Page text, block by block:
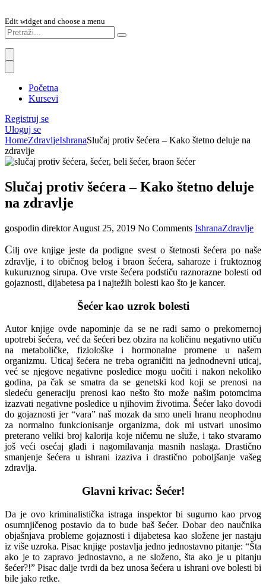
Edit widget and choose a menu
Početna
Kursevi
Registruj se
Uloguj se
HomeZdravljeIshranaSlučaj protiv šećera – Kako štetno deluje na
zdravlje
Slučaj protiv šećera – Kako štetno deluje
na zdravlje
gospodin direktorAugust 25, 2019 No Comments IshranaZdravlje
Cilj ove knjige jeste da podigne svest o štetnosti šećera po naše
zdravlje, i to običnog belog i braon šećera, saharoze i fruktoznog
kukuruznog sirupa. Ove vrste šećera podstiču raznorazne bolesti od
gojaznosti, dijabetesa pa i najtežih bolesti kao što je kancer.
Šećer kao uzrok bolesti
Autor knjige ovde napominje da se ne radi samo o prekomernoj
upotrebi šećera, već da šećeri bez obzira na količinu negativno utiču
na metaboličke, fiziološke i hormonalne promene u našem
organizmu. Uticaj šećera ne treba ograničiti na jednodnevni uticaj,
već se njegove negativne posledice mogu uočiti i nakon nekoliko
godina, pa čak se smatra da se genetski kod koji se prenosi na
sledeću generaciju prenosi kao nešto što može našim potomcima
izazvati negativne posledice u njihovim životima. Šećer lako dovodi
do gojaznosti jer “vara” naš mozak da smo uneli hranu neophodnu
za normalno funkcionisanje organizma, dok mi ustvari unosimo
preterano veliki broj kalorija koje ničemu ne služe, i tako stvaramo
još veći osećaj gladi i nagomilavanja masnih naslaga. Drastično
smanjenje šećera u ishrani izaziva i drastično poboljšanje vašeg
zdravlja.
Glavni krivac: Šećer!
Da je ovo kriminalistička istraga inspektor bi sugurno kao prvog
osumnjičenog postavio da to bude baš šećer. Dobar deo naučnika
objašnjava probleme gojaznosti i dijabetesa kao složene jer nastaju
iz više uzroka. Pisac knjige postavlja jedno jednostavno pitanje: “Šta
ako je to zapravo jednostavno, a ne složeno, šta ako je u pitanju
šećer?!” Pisac dalje tvrdi da bez unosa šećera u ishrani ove bolesti bi
bile jako retke.